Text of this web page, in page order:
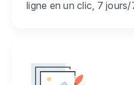
ligne en un clic, 7